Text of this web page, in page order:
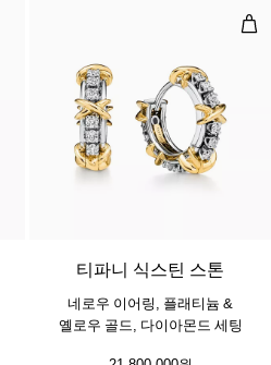
네
티파니 식스틴 스톤
네로우 이어링, 플래티늄 &
옐로우 골드, 다이아몬드 세팅